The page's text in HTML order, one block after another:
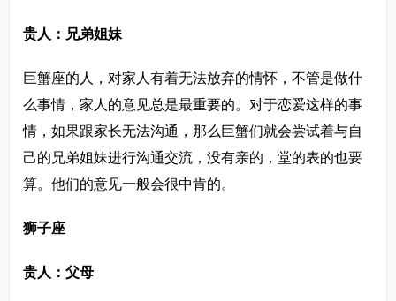
贵人：兄弟姐妹
巨蟹座的人，对家人有着无法放弃的情怀，不管是做什
么事情，家人的意见总是最重要的。对于恋爱这样的事
情，如果跟家长无法沟通，那么巨蟹们就会尝试着与自
己的兄弟姐妹进行沟通交流，没有亲的，堂的表的也要
算。他们的意见一般会很中肯的。
狮子座
贵人：父母